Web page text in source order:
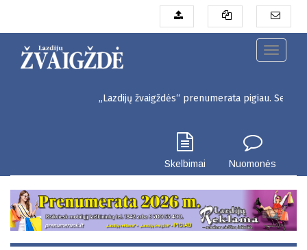
pagrindinį
Toggle
„Lazdijų žvaigždės“ prenumerata pigiau. Seinų g. 3,
Skelbimai Nuomonės